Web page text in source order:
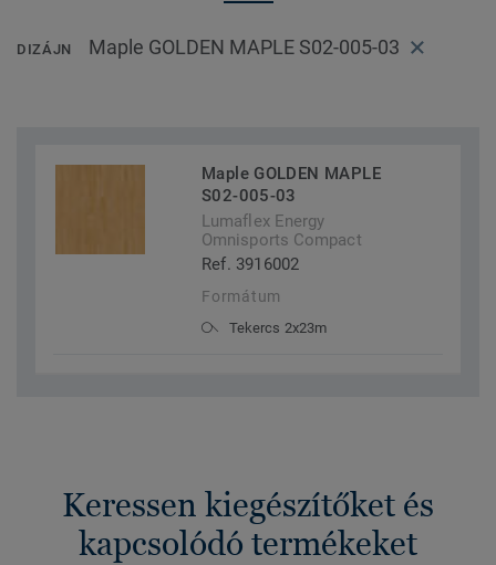
DIZÁJN Maple GOLDEN MAPLE S02-005-03
Maple GOLDEN MAPLE
S02-005-03
Lumaflex Energy
Omnisports Compact
Ref. 3916002
Formátum
Tekercs 2x23m
Keressen kiegészítőket és
kapcsolódó termékeket